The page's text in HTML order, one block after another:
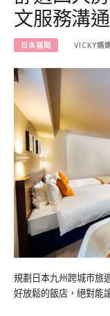
文服務溝
日本福岡 VICKY媽
規劃日本九州跨城市旅
好放鬆的飯店，絕對能